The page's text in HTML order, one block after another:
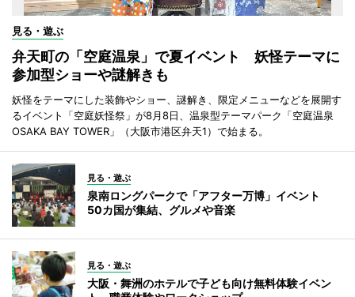
見る・遊ぶ
弁天町の「空庭温泉」で夏イベント 妖怪テーマに
参加型ショーや謎解きも
妖怪をテーマにした装飾やショー、謎解き、限定メニューなどを展開す
るイベント「空庭妖怪祭」が8月8日、温泉型テーマパーク「空庭温泉
OSAKA BAY TOWER」（大阪市港区弁天1）で始まる。
見る・遊ぶ
泉南ロングパークで「アフター万博」イベント
50カ国が集結、グルメや音楽
見る・遊ぶ
大阪・舞洲のホテルで子ども向け無料体験イベン